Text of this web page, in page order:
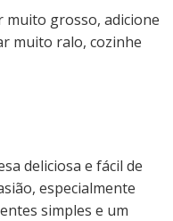
muito grosso, adicione
muito ralo, cozinhe
deliciosa e fácil de
especialmente
simples e um